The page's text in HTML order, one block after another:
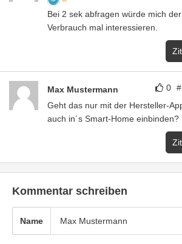
Bei 2 sek abfragen würde mich
Verbrauch mal interessieren.
0 #
Max Mustermann
Geht das nur mit der Hersteller-
auch in´s Smart-Home einbinden?
Kommentar schreiben
Name